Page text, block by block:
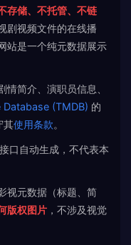
存储、不托管、不链
剧视频文件的在线播
站是一个纯元数据展示
情简介、演职员信息、
(TMDB) 的
其使用条款。
口自动生成，不代表本
视元数据（标题、简
版权图片 ，不涉及视觉